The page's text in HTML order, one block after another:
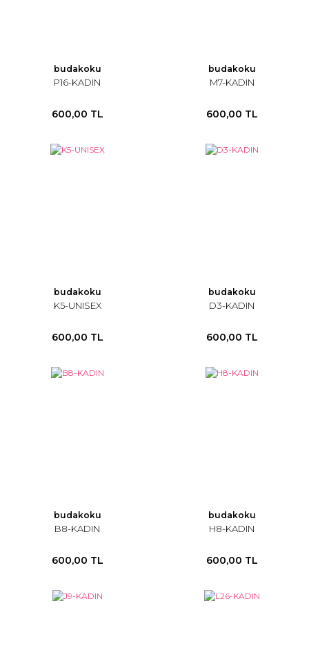
budakoku
P16-KADIN
600,00 TL
budakoku
M7-KADIN
600,00 TL
budakoku
K5-UNISEX
600,00 TL
budakoku
D3-KADIN
600,00 TL
budakoku
B8-KADIN
600,00 TL
budakoku
H8-KADIN
600,00 TL